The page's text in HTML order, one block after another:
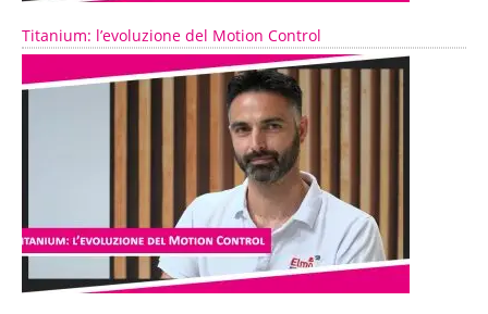
Titanium: l’evoluzione del Motion Control